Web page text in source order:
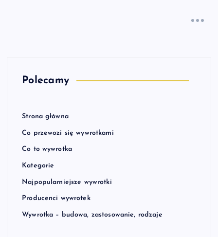
Polecamy
Strona główna
Co przewozi się wywrotkami
Co to wywrotka
Kategorie
Najpopularniejsze wywrotki
Producenci wywrotek
Wywrotka – budowa, zastosowanie, rodzaje